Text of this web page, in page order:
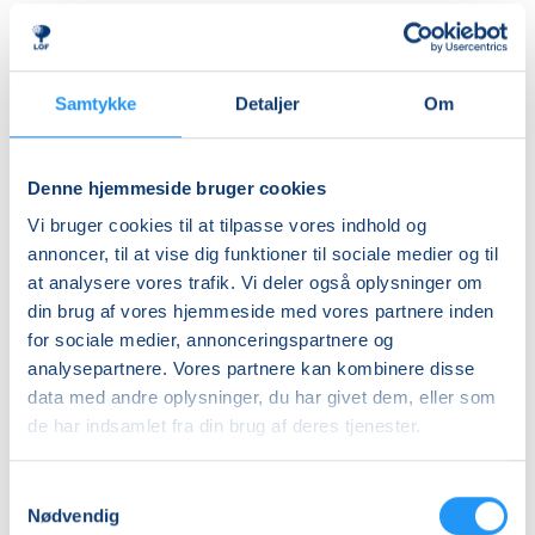
Samtykke Detaljer Om
Denne hjemmeside bruger cookies
Vi bruger cookies til at tilpasse vores indhold og
annoncer, til at vise dig funktioner til sociale medier og til
at analysere vores trafik. Vi deler også oplysninger om
din brug af vores hjemmeside med vores partnere inden
for sociale medier, annonceringspartnere og
analysepartnere. Vores partnere kan kombinere disse
data med andre oplysninger, du har givet dem, eller som
de har indsamlet fra din brug af deres tjenester.
Nødvendig
ALDERSINDDELINGEN ER VEJLEDENDE
Børn er forskellige og udvikler sig i forskellige tempi,
virker utryg ved vand, er det en god idé at tænke lidt
motorisk langt fremme, frisk på nye udfordringer og
måske endda allerede vandtilvænnet, kan det være
en god idé at tænke lidt opad i fht. aldersrammen.
Holdene er små, så der er god mulighed for at tage
individuelle hensyn undervejs.
BEMÆRK
Tilmeldingen gælder en voksen med et barn og det er
kun den voksne, der skal tilmeldes.
Ledig-KBH
Ledig-FRB
DKK 929,00
DKK 911,00
Studerende-FRB
DKK 929,00
Unge (18-25 år)-KBH
DKK 911,00
Info
903350